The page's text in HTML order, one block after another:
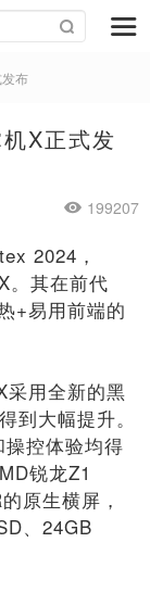
布
X正式发
199207
2024，
其在前代
+易用前端的
采用全新的黑
到大幅提升。
控体验均得
锐龙Z1
原生横屏，
、24GB